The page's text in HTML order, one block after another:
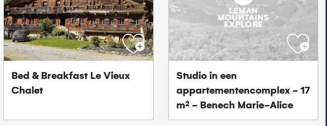
Bed & Breakfast Le Vieux
Chalet
Studio in een
appartementencomplex - 17
m² - Benech Marie-Alice